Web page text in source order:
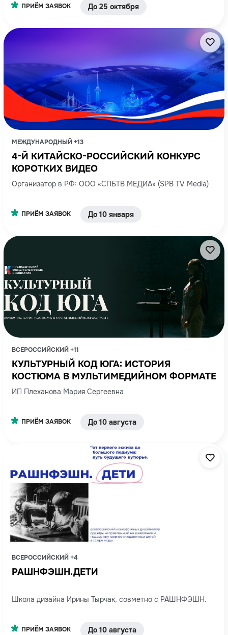
ПРИЁМ ЗАЯВОК До 25 октября
МЕЖДУНАРОДНЫЙ +13
4-Й КИТАЙСКО-РОССИЙСКИЙ КОНКУРС
КОРОТКИХ ВИДЕО
Организатор в РФ: ООО «СПБТВ МЕДИА» (SPB TV Media)
ПРИЁМ ЗАЯВОК До 10 января
ВСЕРОССИЙСКИЙ +11
КУЛЬТУРНЫЙ КОД ЮГА: ИСТОРИЯ
КОСТЮМА В МУЛЬТИМЕДИЙНОМ ФОРМАТЕ
ИП Плеханова Мария Сергеевна
ПРИЁМ ЗАЯВОК До 10 августа
ВСЕРОССИЙСКИЙ +4
РАШНФЭШН.ДЕТИ
Школа дизайна Ирины Тырчак, совметно с РАШНФЭШН.
ПРИЁМ ЗАЯВОК До 10 августа